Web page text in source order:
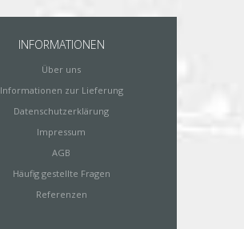
INFORMATIONEN
Über uns
Informationen zur Lieferung
Datenschutzerklärung
Impressum
AGB
Häufig gestellte Fragen
Referenzen